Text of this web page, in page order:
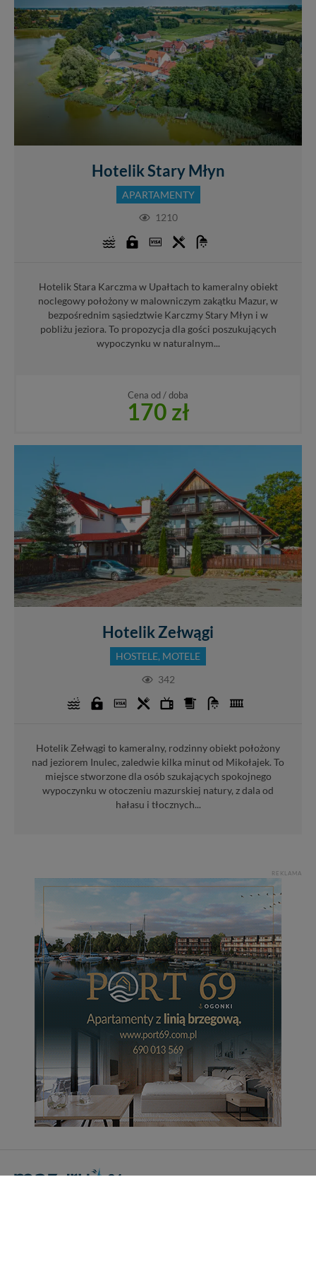
Hotelik Stary Młyn
APARTAMENTY
1210
Hotelik Stara Karczma w Upałtach to kameralny obiekt
noclegowy położony w malowniczym zakątku Mazur, w
bezpośrednim sąsiedztwie Karczmy Stary Młyn i w
pobliżu jeziora. To propozycja dla gości poszukujących
wypoczynku w naturalnym...
Cena od / doba
170 zł
Hotelik Zełwągi
HOSTELE, MOTELE
342
Hotelik Zełwągi to kameralny, rodzinny obiekt położony
nad jeziorem Inulec, zaledwie kilka minut od Mikołajek. To
miejsce stworzone dla osób szukających spokojnego
wypoczynku w otoczeniu mazurskiej natury, z dala od
hałasu i tłocznych...
REKLAMA